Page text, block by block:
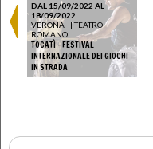
DAL 15/09/2022 AL
18/09/2022
VERONA
|TEATRO
ROMANO
TOCATÌ - FESTIVAL
INTERNAZIONALE DEI GIOCHI
IN STRADA